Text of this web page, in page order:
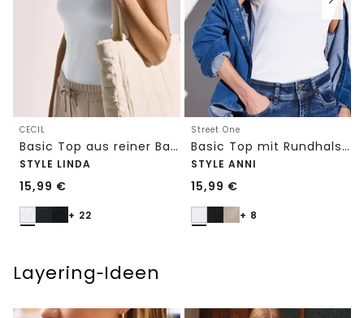
CECIL
Basic Top aus reiner Baumwolle
STYLE LINDA
15,99 €
+ 22
Street One
Basic Top mit Rundhals in Unifarbe
STYLE ANNI
15,99 €
+ 8
Layering‑Ideen